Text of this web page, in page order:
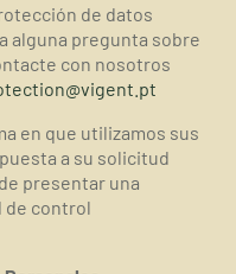
de datos
alguna pregunta sobre
con nosotros
en que utilizamos sus
a su solicitud
presentar una
de control